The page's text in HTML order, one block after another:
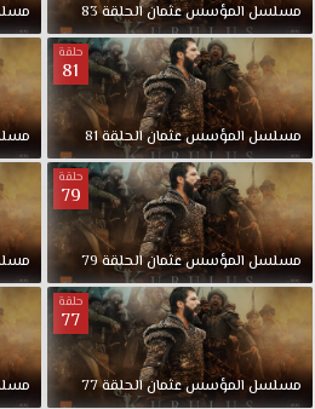
مسلسل المؤسسعثمانالحلقة83
حلقة
81
مسلسل المؤسسعثمانالحلقة81
حلقة
79
مسلسل المؤسسعثمانالحلقة79
حلقة
77
مسلسل المؤسسعثمانالحلقة77